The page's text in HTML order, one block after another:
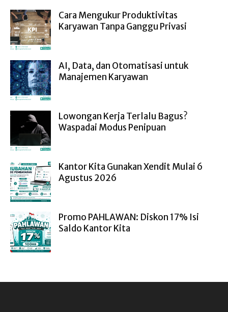
Cara Mengukur Produktivitas
Karyawan Tanpa Ganggu Privasi
AI, Data, dan Otomatisasi untuk
Manajemen Karyawan
Lowongan Kerja Terlalu Bagus?
Waspadai Modus Penipuan
Kantor Kita Gunakan Xendit Mulai 6
Agustus 2026
Promo PAHLAWAN: Diskon 17% Isi
Saldo Kantor Kita